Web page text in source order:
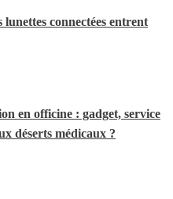
connectées entrent
en officine : gadget, service
déserts médicaux ?